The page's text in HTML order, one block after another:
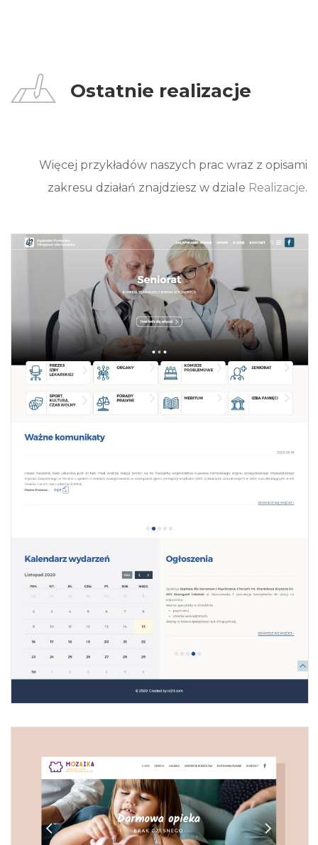
Ostatnie realizacje
Więcej przykładów naszych prac wraz z opisami
zakresu działań znajdziesz w dziale Realizacje.